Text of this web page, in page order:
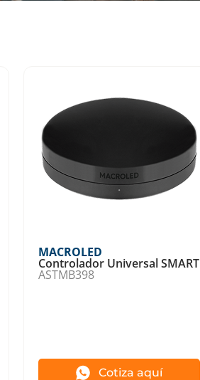
MACROLED
Controlador Universal SMART
ASTMB398
Cotiza aquí